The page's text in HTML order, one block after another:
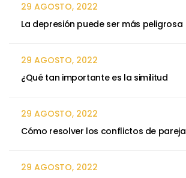
29 AGOSTO, 2022
La depresión puede ser más peligrosa
29 AGOSTO, 2022
¿Qué tan importante es la similitud
29 AGOSTO, 2022
Cómo resolver los conflictos de pareja
29 AGOSTO, 2022